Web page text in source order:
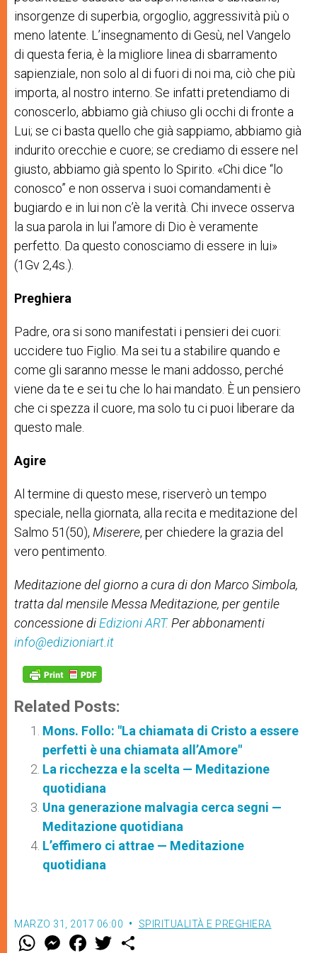
insorgenze di superbia, orgoglio, aggressività più o
meno latente. L’insegnamento di Gesù, nel Vangelo
di questa feria, è la migliore linea di sbarramento
sapienziale, non solo al di fuori di noi ma, ciò che più
importa, al nostro interno. Se infatti pretendiamo di
conoscerlo, abbiamo già chiuso gli occhi di fronte a
Lui; se ci basta quello che già sappiamo, abbiamo già
indurito orecchie e cuore; se crediamo di essere nel
giusto, abbiamo già spento lo Spirito. «Chi dice “lo
conosco” e non osserva i suoi comandamenti è
bugiardo e in lui non c’è la verità. Chi invece osserva
la sua parola in lui l’amore di Dio è veramente
perfetto. Da questo conosciamo di essere in lui»
(1Gv 2,4s.).
Preghiera
Padre, ora si sono manifestati i pensieri dei cuori:
uccidere tuo Figlio. Ma sei tu a stabilire quando e
come gli saranno messe le mani addosso, perché
viene da te e sei tu che lo hai mandato. È un pensiero
che ci spezza il cuore, ma solo tu ci puoi liberare da
questo male.
Agire
Al termine di questo mese, riserverò un tempo
speciale, nella giornata, alla recita e meditazione del
Salmo 51(50), Miserere, per chiedere la grazia del
vero pentimento.
Meditazione del giorno a cura didon Marco Simbola,
tratta dal mensile Messa Meditazione, per gentile
concessione di Edizioni ART. Per abbonamenti
info@edizioniart.it
Related Posts:
Mons. Follo: "La chiamata di Cristo a essere
perfetti è una chiamata all’Amore"
La ricchezza e la scelta — Meditazione
quotidiana
Una generazione malvagia cerca segni —
Meditazione quotidiana
L’effimero ci attrae — Meditazione
quotidiana
MARZO 31, 2017 06:00 SPIRITUALITÀ E PREGHIERA
W M
e
F
a w